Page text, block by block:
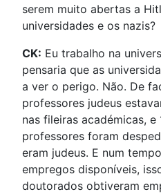
serem muito abertas a
universidades e os nazis?
CK: Eu trabalho na
pensaria que as
a ver o perigo. Não. De
professores judeus
nas fileiras académicas,
professores foram
eram judeus. E num
empregos disponíveis,
doutorados obtiveram